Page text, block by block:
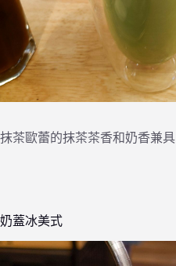
抹茶歐蕾的抹茶茶香和奶香兼具
奶蓋冰美式